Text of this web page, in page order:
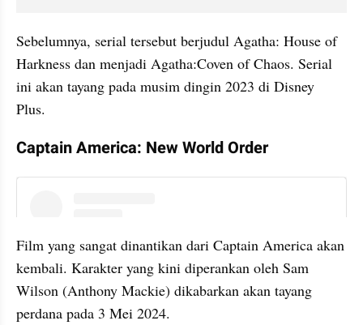
Sebelumnya, serial tersebut berjudul Agatha: House of
Harkness dan menjadi Agatha:Coven of Chaos. Serial
ini akan tayang pada musim dingin 2023 di Disney
Plus.
Captain America: New World Order
Film yang sangat dinantikan dari Captain America akan
kembali. Karakter yang kini diperankan oleh Sam
Wilson (Anthony Mackie) dikabarkan akan tayang
perdana pada 3 Mei 2024.